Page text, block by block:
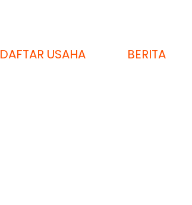
DAFTAR USAHA BERITA